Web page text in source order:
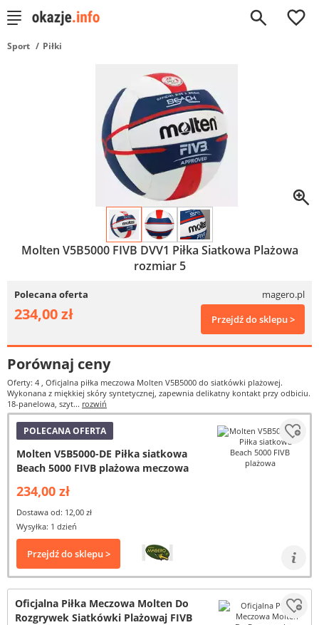
0
Sport Piłki
Molten V5B5000 FIVB DVV1 Piłka Siatkowa Plażowa
rozmiar 5
Polecana oferta magero.pl
234,00 zł Przejdź do sklepu >
Porównaj ceny
Oferty: 4 , Oficjalna piłka meczowa Molten V5B5000 do siatkówki plażowej.
Wykonana z miękkiej skóry syntetycznej, zapewnia delikatny kontakt przy odbiciu.
18-panelowa, szyt... rozwiń
POLECANA OFERTA
Molten V5B5000-DE Piłka siatkowa
Beach 5000 FIVB plażowa meczowa
234,00 zł
Dostawa od: 12,00 zł
Wysyłka: 1 dzień
Przejdź do sklepu >
Oficjalna Piłka Meczowa Molten Do
Rozgrywek Siatkówki Plażowaj FIVB